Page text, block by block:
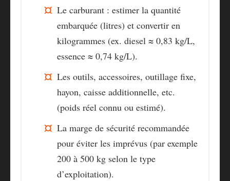
Le carburant : estimer la quantité
embarquée (litres) et convertir en
kilogrammes (ex. diesel ≈ 0,83 kg/L,
essence ≈ 0,74 kg/L).
Les outils, accessoires, outillage fixe,
hayon, caisse additionnelle, etc.
(poids réel connu ou estimé).
La marge de sécurité recommandée
pour éviter les imprévus (par exemple
200 à 500 kg selon le type
d’exploitation).